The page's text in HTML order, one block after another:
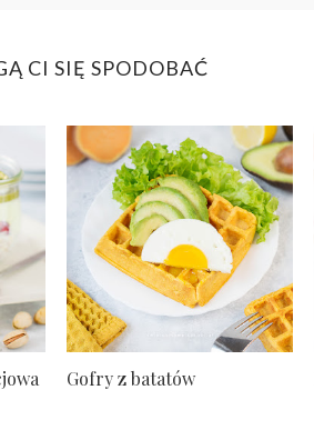
CI SIĘ SPODOBAĆ
Gofry z batatów